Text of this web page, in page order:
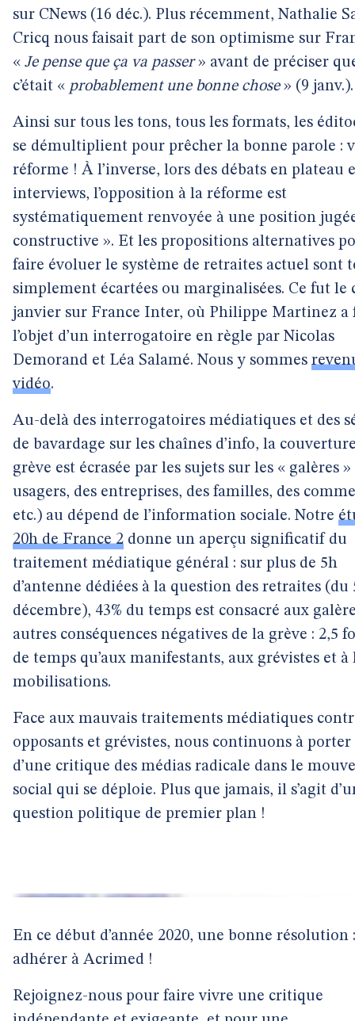
sur CNews (16 déc.). Plus récemment, Nathalie
Cricq nous faisait part de son optimisme sur
« Je pense que ça va passer» avant de préciser
c’était « probablement une bonne chose» (9 janv.).
Ainsi sur tous les tons, tous les formats, les
se démultiplient pour prêcher la bonne parole :
réforme ! À l’inverse, lors des débats en plateau
interviews, l’opposition à la réforme est
systématiquement renvoyée à une position
constructive ». Et les propositions alternatives
faire évoluer le système de retraites actuel sont
simplement écartées ou marginalisées. Ce fut le
janvier sur France Inter, où Philippe Martinez a
l’objet d’un interrogatoire en règle par Nicolas
Demorand et Léa Salamé. Nous y sommes
vidéo.
Au-delà des interrogatoires médiatiques et des
de bavardage sur les chaînes d’info, la
grève est écrasée par les sujets sur les « galères »
usagers, des entreprises, des familles, des
etc.) au dépend de l’information sociale. Notre
20h de France 2 donne un aperçu significatif du
traitement médiatique général : sur plus de 5h
d’antenne dédiées à la question des retraites (du
décembre), 43% du temps est consacré aux
autres conséquences négatives de la grève : 2,5
de temps qu’aux manifestants, aux grévistes et à
mobilisations.
Face aux mauvais traitements médiatiques
opposants et grévistes, nous continuons à
d’une critique des médias radicale dans le
social qui se déploie. Plus que jamais, il s’agit
question politique de premier plan !
En ce début d’année 2020, une bonne résolution :
adhérer à Acrimed !
Rejoignez-nous pour faire vivre une critique